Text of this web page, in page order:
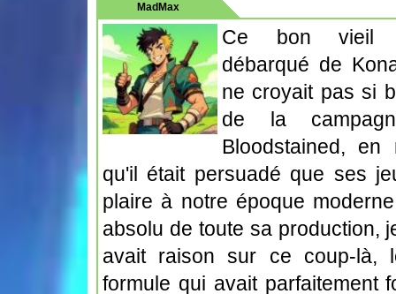
MadMax
Ce bon vieil
débarqué de
ne croyait pas si
de la
Bloodstained, en
qu'il était persuadé que ses
plaire à notre époque
absolu de toute sa production,
avait raison sur ce coup-là,
formule qui avait parfaitement